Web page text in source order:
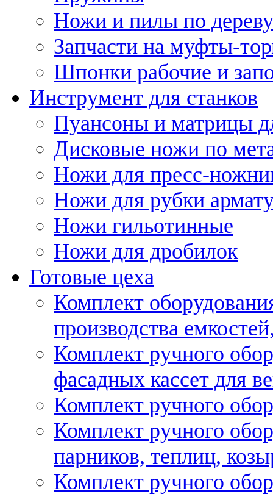
Ножи и пилы по дереву
Запчасти на муфты-
Шпонки рабочие и
Инструмент для станков
Пуансоны и матрицы
Дисковые ножи по
Ножи для пресс-
Ножи для рубки
Ножи гильотинные
Ножи для дробилок
Готовые цеха
Комплект
производства
Комплект ручного
фасадных кассет для
Комплект ручного
Комплект ручного
парников, теплиц,
Комплект ручного